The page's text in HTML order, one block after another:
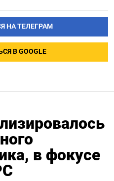
НА ТЕЛЕГРАМ
В GOOGLE
в фокусе